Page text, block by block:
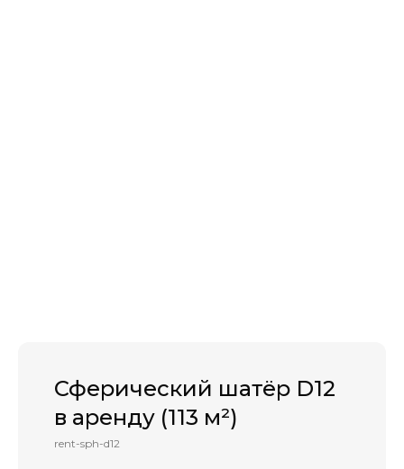
Сферический шатёр D12
в аренду (113 м²)
rent-sph-d12